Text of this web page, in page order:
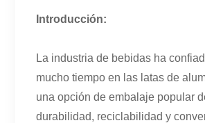
Introducción:
La industria de bebidas ha
mucho tiempo en las latas de
una opción de embalaje popular
durabilidad, reciclabilidad y